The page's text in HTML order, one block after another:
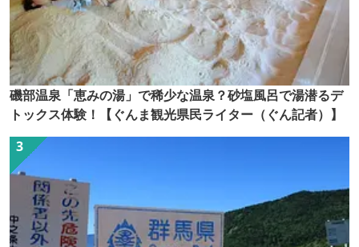
磯部温泉「恵みの湯」で稀少な温泉？砂塩風呂で湯潜るデ
トックス体験！【ぐんま観光県民ライター（ぐん記者）】